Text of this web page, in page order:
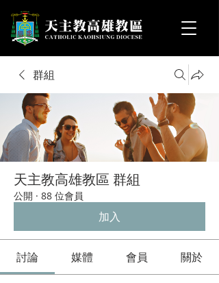
群組
天主教高雄教區 群組
公開 · 88 位會員
加入
討論 媒體 會員 關於